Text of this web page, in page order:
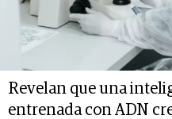
Revelan que una
entrenada con ADN